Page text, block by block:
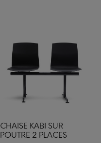
CHAISE KABI SUR
POUTRE 2 PLACES